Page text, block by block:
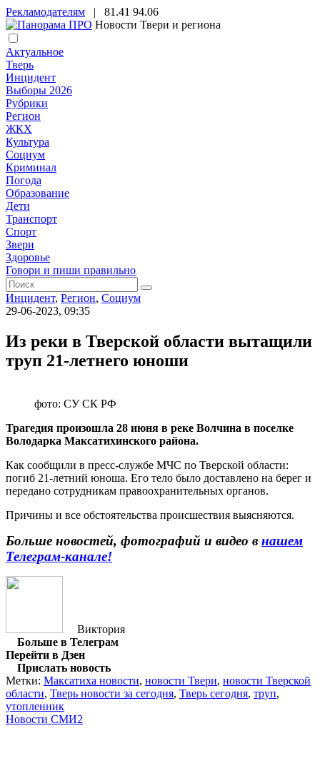
Рекламодателям | 81.41 94.06
Новости Твери и региона
Актуальное
Тверь
Инцидент
Выборы 2026
Рубрики
Регион
ЖКХ
Культура
Социум
Криминал
Погода
Образование
Дети
Транспорт
Спорт
Звери
Здоровье
Говори и пиши правильно
Инцидент, Регион, Социум
29-06-2023, 09:35
Из реки в Тверской области вытащили
труп 21-летнего юноши
фото: СУ СК РФ
Трагедия произошла 28 июня в реке Волчина в поселке
Володарка Максатихинского района.
Как сообщили в пресс-службе МЧС по Тверской области:
погиб 21-летний юноша. Его тело было доставлено на берег и
передано сотрудникам правоохранительных органов.
Причины и все обстоятельства происшествия выясняются.
Больше новостей, фотографий и видео в нашем
Телеграм-канале!
Виктория
Больше в Телеграм
Перейти в Дзен
Прислать новость
Метки: Максатиха новости, новости Твери, новости Тверской
области, Тверь новости за сегодня, Тверь сегодня, труп,
утопленник
Новости СМИ2